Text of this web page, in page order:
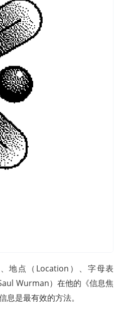
地点（Location）、字母表
Wurman）在他的《信息焦
是最有效的方法。